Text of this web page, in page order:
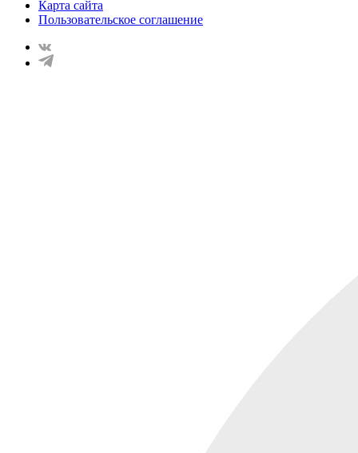
Карта сайта
Пользовательское соглашение